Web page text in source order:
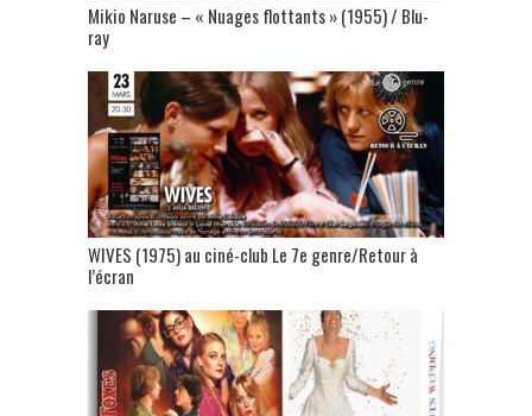
Mikio Naruse – « Nuages flottants » (1955) / Blu-
ray
WIVES (1975) au ciné-club Le 7e genre/Retour à
l’écran